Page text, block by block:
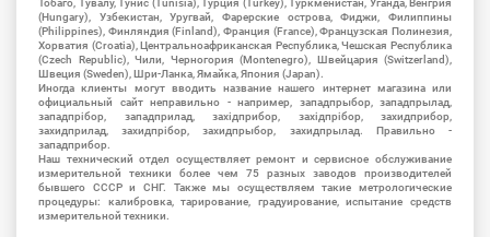
Тобаго, Тувалу, Тунис (Tunisia), Турция (Turkey), Туркменистан, Уганда, Венгрия
(Hungary), Узбекистан, Уругвай, Фарерские острова, Фиджи, Филиппины
(Philippines), Финляндия (Finland), Франция (France), Французская Полинезия,
Хорватия (Croatia), Центральноафриканская Республика, Чешская Республика
(Czech Republic), Чили, Черногория (Montenegro), Швейцария (Switzerland),
Швеция (Sweden), Шри-Ланка, Ямайка, Япония (Japan).
Иногда клиенты могут вводить название нашего интернет магазина или
официальный сайт неправильно - например, западпрыбор, западпрылад,
западпрібор, западприлад, західприбор, західпрібор, захидприбор,
захидприлад, захидпрібор, захидпрыбор, захидпрылад. Правильно -
западприбор.
Наш технический отдел осуществляет ремонт и сервисное обслуживание
измерительной техники более чем 75 разных заводов производителей
бывшего СССР и СНГ. Также мы осуществляем такие метрологические
процедуры: калибровка, тарирование, градуирование, испытание средств
измерительной техники.